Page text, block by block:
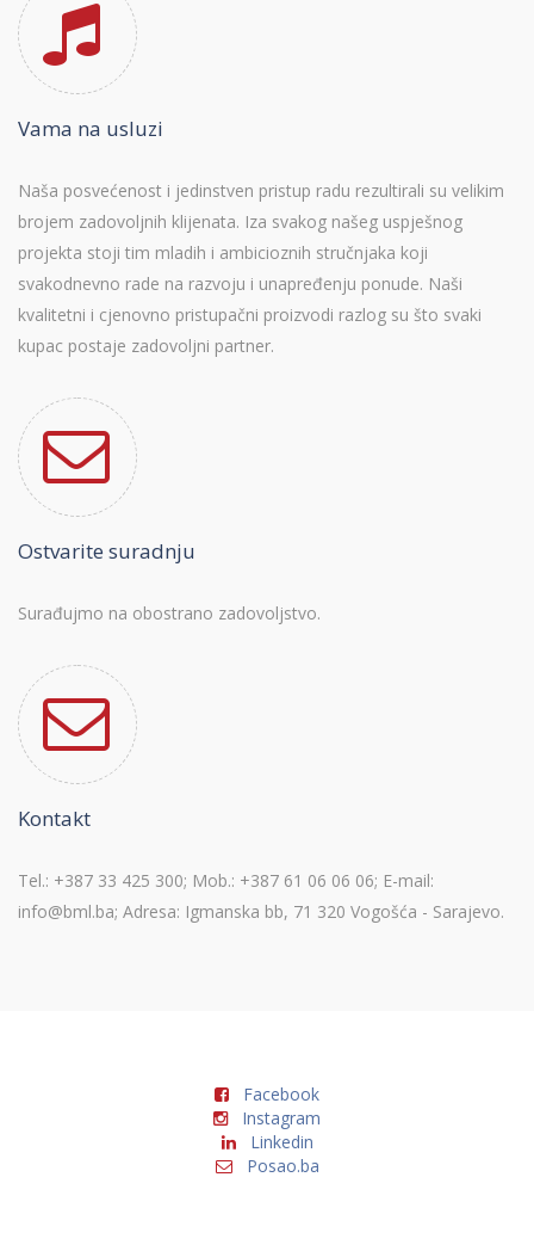
Vama na usluzi
Naša posvećenost i jedinstven pristup radu rezultirali su velikim
brojem zadovoljnih klijenata. Iza svakog našeg uspješnog
projekta stoji tim mladih i ambicioznih stručnjaka koji
svakodnevno rade na razvoju i unapređenju ponude. Naši
kvalitetni i cjenovno pristupačni proizvodi razlog su što svaki
kupac postaje zadovoljni partner.
Ostvarite suradnju
Surađujmo na obostrano zadovoljstvo.
Kontakt
Tel.: +387 33 425 300; Mob.: +387 61 06 06 06; E-mail:
info@bml.ba; Adresa: Igmanska bb, 71 320 Vogošća - Sarajevo.
Facebook
Instagram
Linkedin
Posao.ba